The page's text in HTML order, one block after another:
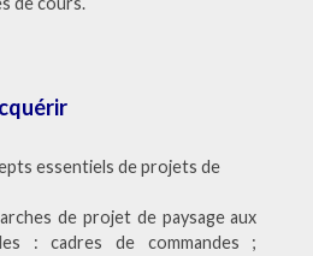
essentiels de projets de
de projet de paysage aux
: cadres de commandes ;